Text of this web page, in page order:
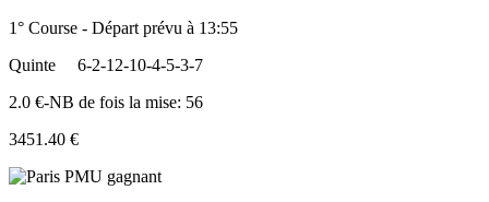
1° Course - Départ prévu à 13:55
Quinte
6-2-12-10-4-5-3-7
2.0 €-NB de fois la mise: 56
3451.40 €